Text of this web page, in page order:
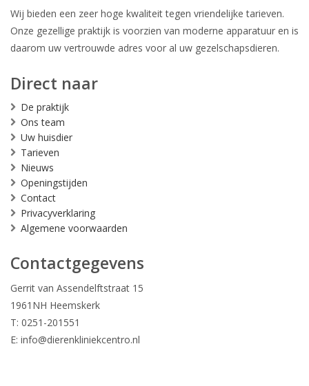
Wij bieden een zeer hoge kwaliteit tegen vriendelijke tarieven.
Onze gezellige praktijk is voorzien van moderne apparatuur en is
daarom uw vertrouwde adres voor al uw gezelschapsdieren.
Direct naar
De praktijk
Ons team
Uw huisdier
Tarieven
Nieuws
Openingstijden
Contact
Privacyverklaring
Algemene voorwaarden
Contactgegevens
Gerrit van Assendelftstraat 15
1961NH Heemskerk
T: 0251-201551
E: info@dierenkliniekcentro.nl